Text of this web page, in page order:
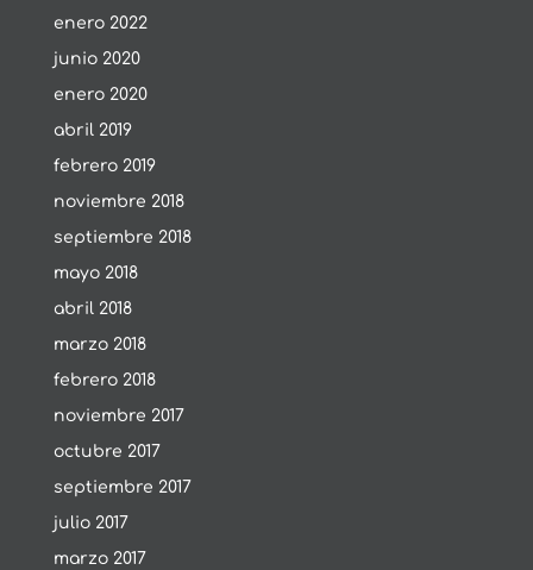
enero 2022
junio 2020
enero 2020
abril 2019
febrero 2019
noviembre 2018
septiembre 2018
mayo 2018
abril 2018
marzo 2018
febrero 2018
noviembre 2017
octubre 2017
septiembre 2017
julio 2017
marzo 2017